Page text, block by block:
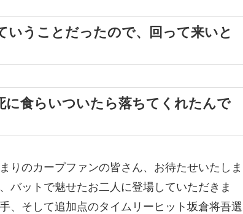
いうことだったので、回って来いと
に食らいついたら落ちてくれたんで
りのカープファンの皆さん、お待たせいたしま
バットで魅せたお二人に登場していただきま
、そして追加点のタイムリーヒット坂倉将吾選